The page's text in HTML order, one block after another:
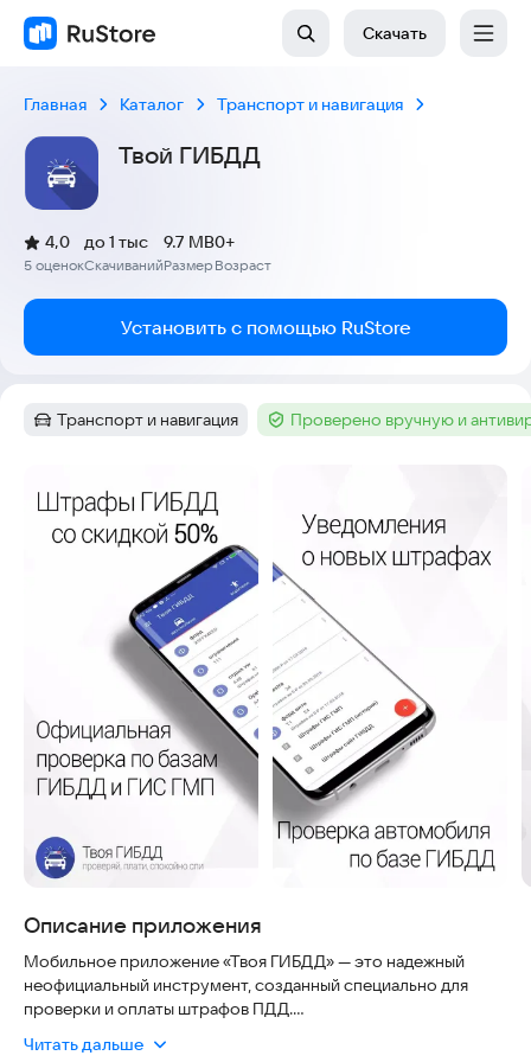
Скачать
Главная Каталог Транспорт и навигация
Твой ГИБДД
Рейтинг:
4,0
(
5 оценок
)
Скачиваний
до 1 тыс
Размер
9.7 MB
Возраст
0+
Установить с помощью RuStore
Категория:
Транспорт и навигация Тег :Проверено вручную и
Скриншоты
Описание приложения
Мобильное приложение «Твоя ГИБДД» — это надежный
неофициальный инструмент, созданный специально для
проверки и оплаты штрафов ПДД.
Мы гарантируем, что вы действительно будете экономить.
Читать дальше